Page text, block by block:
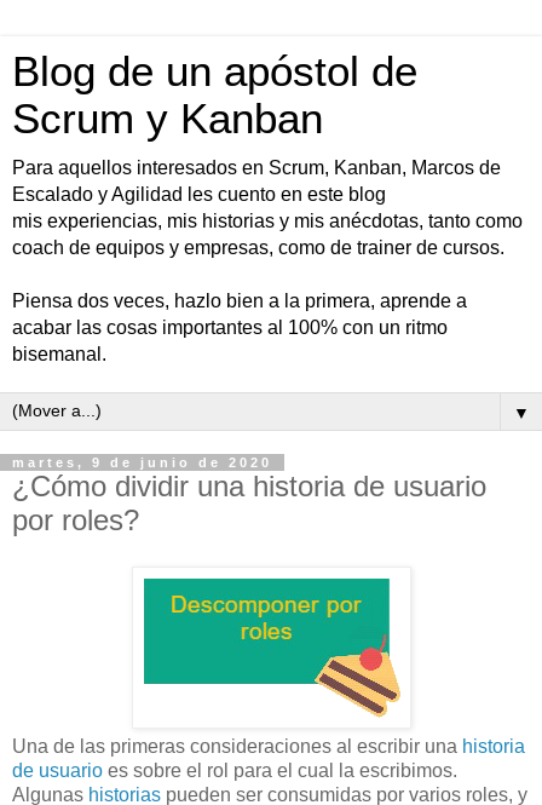
Blog de un apóstol de
Scrum y Kanban
Para aquellos interesados en Scrum, Kanban, Marcos de
Escalado y Agilidad les cuento en este blog
mis experiencias, mis historias y mis anécdotas, tanto como
coach de equipos y empresas, como de trainer de cursos.
Piensa dos veces, hazlo bien a la primera, aprende a
acabar las cosas importantes al 100% con un ritmo
bisemanal.
▼
martes, 9 de junio de 2020
¿Cómo dividir una historia de usuario
por roles?
Una de las primeras consideraciones al escribir una historia
de usuario es sobre el rol para el cual la escribimos.
Algunas historias pueden ser consumidas por varios roles, y